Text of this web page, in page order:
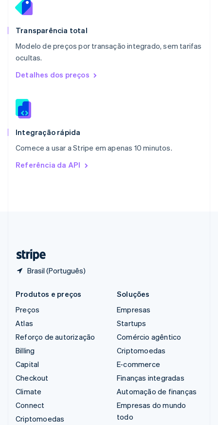
Transparência total
Modelo de preços por transação integrado, sem tarifas
ocultas.
Detalhes dos preços
Integração rápida
Comece a usar a Stripe em apenas 10 minutos.
Referência da API
Brasil (Português)
English
English
NederlandsEnglish
Polônia
English
RAE de Hong Kong, China
Reino Unido
English
English
English
Produtos e preços
Preços
Atlas
Reforço de autorização
Billing
Capital
Checkout
Climate
Connect
Criptomoedas
Soluções
Empresas
Startups
Comércio agêntico
Criptomoedas
E-commerce
Finanças integradas
Automação de finanças
Empresas do mundo
todo